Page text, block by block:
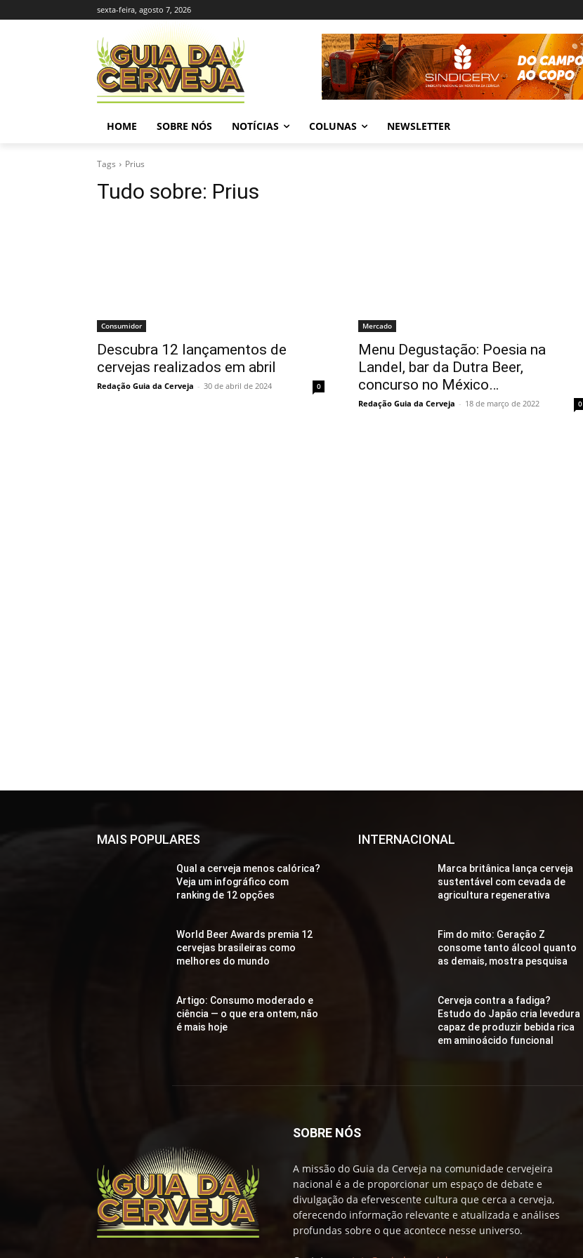
sexta-feira, agosto 7, 2026
HOME SOBRE NÓS NOTÍCIAS COLUNAS NEWSLETTER
Tags Prius
Tudo sobre: Prius
Consumidor
Descubra 12 lançamentos de
cervejas realizados em abril
Redação Guia da Cerveja - 30 de abril de 2024 0
Mercado
Menu Degustação: Poesia na
Landel, bar da Dutra Beer,
concurso no México…
Redação Guia da Cerveja - 18 de março de 2022 0
MAIS POPULARES
Qual a cerveja menos calórica?
Veja um infográfico com
ranking de 12 opções
World Beer Awards premia 12
cervejas brasileiras como
melhores do mundo
Artigo: Consumo moderado e
ciência — o que era ontem, não
é mais hoje
INTERNACIONAL
Marca britânica lança cerveja
sustentável com cevada de
agricultura regenerativa
Fim do mito: Geração Z
consome tanto álcool quanto
as demais, mostra pesquisa
Cerveja contra a fadiga?
Estudo do Japão cria levedura
capaz de produzir bebida rica
em aminoácido funcional
SOBRE NÓS
A missão do Guia da Cerveja na comunidade cervejeira
nacional é a de proporcionar um espaço de debate e
divulgação da efervescente cultura que cerca a cerveja,
oferecendo informação relevante e atualizada e análises
profundas sobre o que acontece nesse universo.